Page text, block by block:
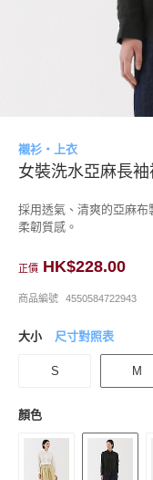
襯衫・上衣
女裝洗水亞麻長袖
採用透氣、清爽的亞麻
柔韌質感。
正價 HK$228.00
商品編號 4550584722943
大小 尺寸對照表
S M
顏色